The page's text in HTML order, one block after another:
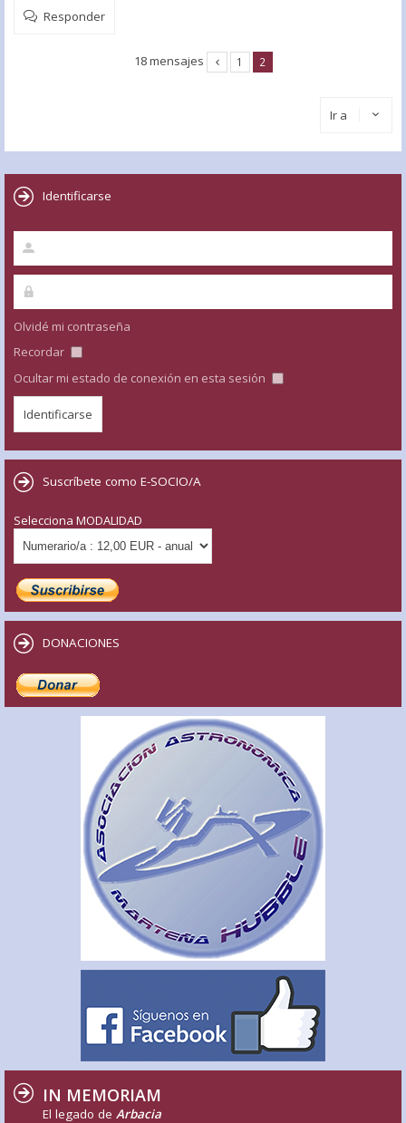
Responder
18 mensajes 1 2
Ir a
Identificarse
Olvidé mi contraseña
Recordar
Ocultar mi estado de conexión en esta sesión
Suscríbete como E-SOCIO/A
Selecciona MODALIDAD
DONACIONES
IN MEMORIAM
El legado de Arbacia